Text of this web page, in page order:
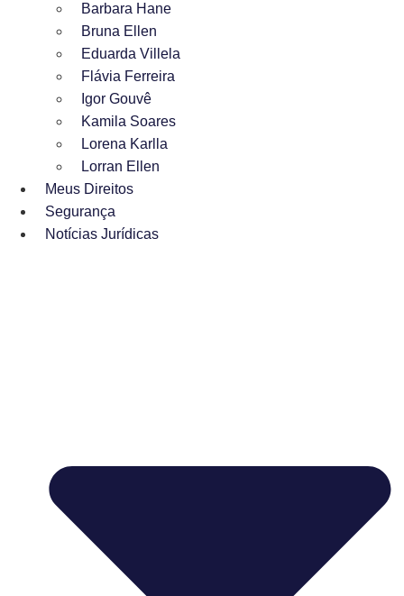
Barbara Hane
Bruna Ellen
Eduarda Villela
Flávia Ferreira
Igor Gouvê
Kamila Soares
Lorena Karlla
Lorran Ellen
Meus Direitos
Segurança
Notícias Jurídicas